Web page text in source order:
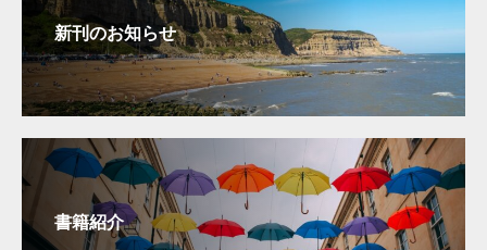
新刊のお知らせ
書籍紹介